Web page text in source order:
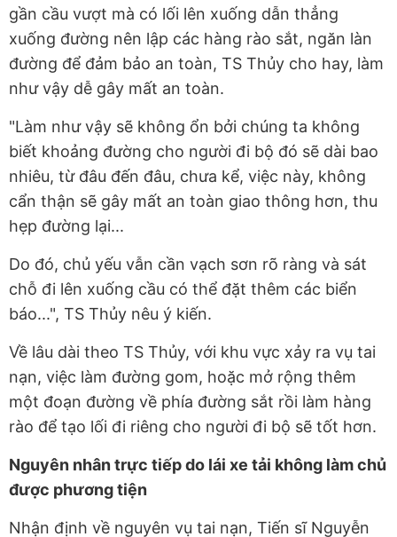
gần cầu vượt mà có lối lên xuống dẫn thẳng
xuống đường nên lập các hàng rào sắt, ngăn làn
đường để đảm bảo an toàn, TS Thủy cho hay, làm
như vậy dễ gây mất an toàn.
"Làm như vậy sẽ không ổn bởi chúng ta không
biết khoảng đường cho người đi bộ đó sẽ dài bao
nhiêu, từ đâu đến đâu, chưa kể, việc này, không
cẩn thận sẽ gây mất an toàn giao thông hơn, thu
hẹp đường lại...
Do đó, chủ yếu vẫn cần vạch sơn rõ ràng và sát
chỗ đi lên xuống cầu có thể đặt thêm các biển
báo...", TS Thủy nêu ý kiến.
Về lâu dài theo TS Thủy, với khu vực xảy ra vụ tai
nạn, việc làm đường gom, hoặc mở rộng thêm
một đoạn đường về phía đường sắt rồi làm hàng
rào để tạo lối đi riêng cho người đi bộ sẽ tốt hơn.
Nguyên nhân trực tiếp do lái xe tải không làm chủ
được phương tiện
Nhận định về nguyên vụ tai nạn, Tiến sĩ Nguyễn